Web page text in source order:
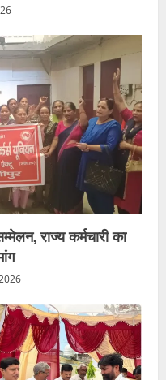
राज्य कर्मचारी का